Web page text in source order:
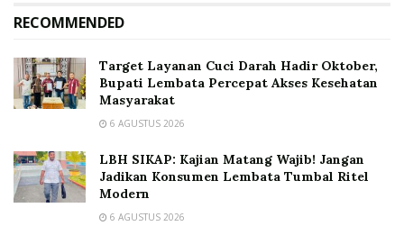
RECOMMENDED
Target Layanan Cuci Darah Hadir Oktober,
Bupati Lembata Percepat Akses Kesehatan
Masyarakat
6 AGUSTUS 2026
LBH SIKAP: Kajian Matang Wajib! Jangan
Jadikan Konsumen Lembata Tumbal Ritel
Modern
6 AGUSTUS 2026